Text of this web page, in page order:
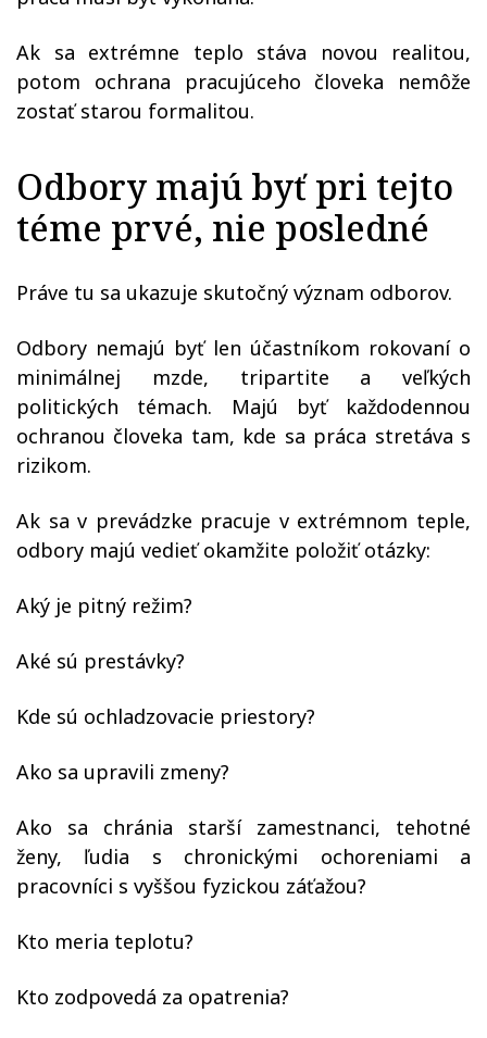
Ak sa extrémne teplo stáva novou realitou,
potom ochrana pracujúceho človeka nemôže
zostať starou formalitou.
Odbory majú byť pri tejto
téme prvé, nie posledné
Práve tu sa ukazuje skutočný význam odborov.
Odbory nemajú byť len účastníkom rokovaní o
minimálnej mzde, tripartite a veľkých
politických témach. Majú byť každodennou
ochranou človeka tam, kde sa práca stretáva s
rizikom.
Ak sa v prevádzke pracuje v extrémnom teple,
odbory majú vedieť okamžite položiť otázky:
Aký je pitný režim?
Aké sú prestávky?
Kde sú ochladzovacie priestory?
Ako sa upravili zmeny?
Ako sa chránia starší zamestnanci, tehotné
ženy, ľudia s chronickými ochoreniami a
pracovníci s vyššou fyzickou záťažou?
Kto meria teplotu?
Kto zodpovedá za opatrenia?